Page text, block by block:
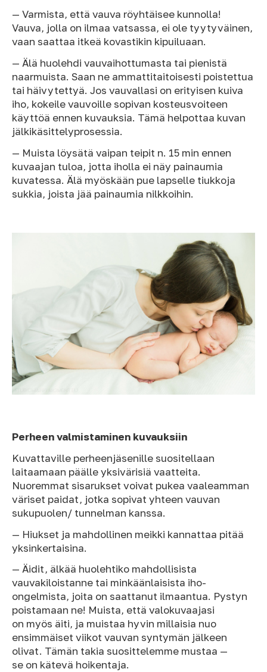
— Varmista, että vauva röyhtäisee kunnolla!
Vauva, jolla on ilmaa vatsassa, ei ole tyytyväinen,
vaan saattaa itkeä kovastikin kipuiluaan.
— Älä huolehdi vauvaihottumasta tai pienistä
naarmuista. Saan ne ammattitaitoisesti poistettua
tai häivytettyä. Jos vauvallasi on erityisen kuiva
iho, kokeile vauvoille sopivan kosteusvoiteen
käyttöä ennen kuvauksia. Tämä helpottaa kuvan
jälkikäsittelyprosessia.
— Muista löysätä vaipan teipit n. 15 min ennen
kuvaajan tuloa, jotta iholla ei näy painaumia
kuvatessa. Älä myöskään pue lapselle tiukkoja
sukkia, joista jää painaumia nilkkoihin.
Perheen valmistaminen kuvauksiin
Kuvattaville perheenjäsenille suositellaan
laitaamaan päälle yksivärisiä vaatteita.
Nuoremmat sisarukset voivat pukea vaaleamman
väriset paidat, jotka sopivat yhteen vauvan
sukupuolen/ tunnelman kanssa.
— Hiukset ja mahdollinen meikki kannattaa pitää
yksinkertaisina.
— Äidit, älkää huolehtiko mahdollisista
vauvakiloistanne tai minkäänlaisista iho-
ongelmista, joita on saattanut ilmaantua. Pystyn
poistamaan ne! Muista, että valokuvaajasi
on myös äiti, ja muistaa hyvin millaisia nuo
ensimmäiset viikot vauvan syntymän jälkeen
olivat. Tämän takia suosittelemme mustaa —
se on kätevä hoikentaja.